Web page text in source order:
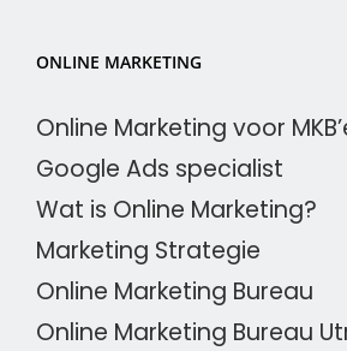
ONLINE MARKETING
Online Marketing voor
Google Ads specialist
Wat is Online Marketing?
Marketing Strategie
Online Marketing Bureau
Online Marketing Bureau